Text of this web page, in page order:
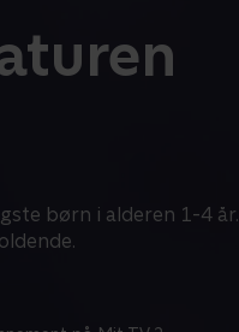
børn i alderen 1-4 år.